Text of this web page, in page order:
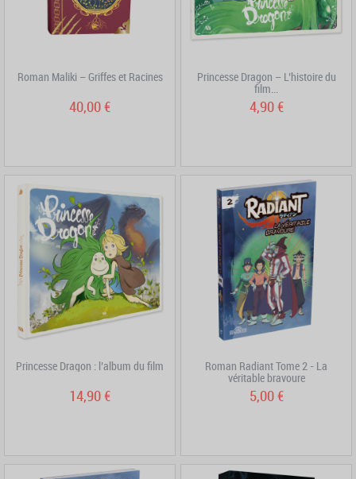
Roman Maliki – Griffes et Racines
40,00 €
Princesse Dragon – L’histoire du
film...
4,90 €
Princesse Dragon : l’album du film
14,90 €
Roman Radiant Tome 2 - La
véritable bravoure
5,00 €